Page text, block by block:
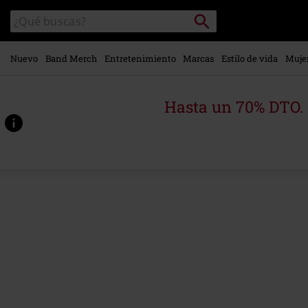
contenido
principal
Buscar
en
el
catálogo
Buscar
Nuevo Band Merch Entretenimiento Marcas Estilo de vida
Hasta un 70%